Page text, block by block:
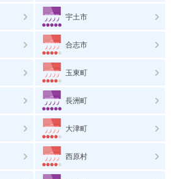
宇土市
合志市
玉東町
長洲町
大津町
西原村